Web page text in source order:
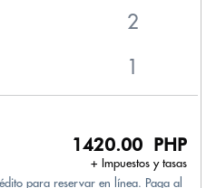
1420.00 PHP
+ Impuestos y tasas
para reservar en línea. Paga al